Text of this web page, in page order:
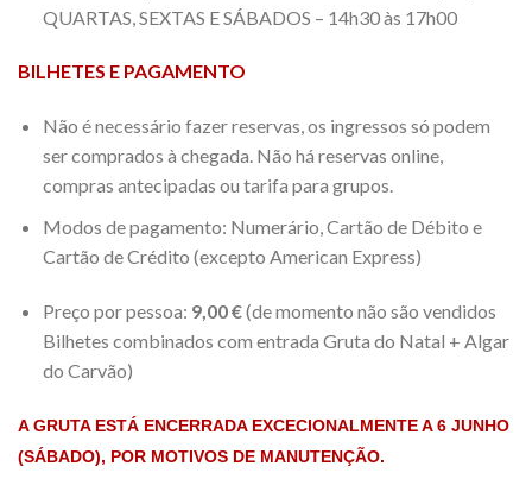
QUARTAS, SEXTAS E SÁBADOS – 14h30 às 17h00
BILHETES E PAGAMENTO
Não é necessário fazer reservas, os ingressos só podem
ser comprados à chegada. Não há reservas online,
compras antecipadas ou tarifa para grupos.
Modos de pagamento: Numerário, Cartão de Débito e
Cartão de Crédito (excepto American Express)
Preço por pessoa: 9,00 €(de momento não são vendidos
Bilhetes combinados com entrada Gruta do Natal + Algar
do Carvão)
A GRUTA ESTÁ ENCERRADA EXCECIONALMENTE A 6 JUNHO
(SÁBADO), POR MOTIVOS DE MANUTENÇÃO.